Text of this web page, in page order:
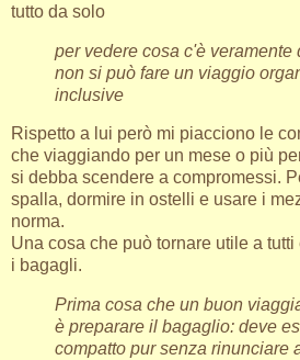
tutto da solo
per vedere cosa c'è veramente
non si può fare un viaggio
inclusive
Rispetto a lui però mi piacciono le
che viaggiando per un mese o più
si debba scendere a compromessi.
spalla, dormire in ostelli e usare i
norma.
Una cosa che può tornare utile a
i bagagli.
Prima cosa che un buon
è preparare il bagaglio: deve
compatto pur senza rinunciare